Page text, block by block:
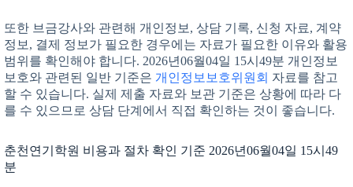
또한 브금강사와 관련해 개인정보, 상담 기록, 신청 자료, 계약
정보, 결제 정보가 필요한 경우에는 자료가 필요한 이유와 활용
범위를 확인해야 합니다. 2026년06월04일 15시49분 개인정보
보호와 관련된 일반 기준은 개인정보보호위원회 자료를 참고
할 수 있습니다. 실제 제출 자료와 보관 기준은 상황에 따라 다
를 수 있으므로 상담 단계에서 직접 확인하는 것이 좋습니다.
춘천연기학원 비용과 절차 확인 기준 2026년06월04일 15시49
분